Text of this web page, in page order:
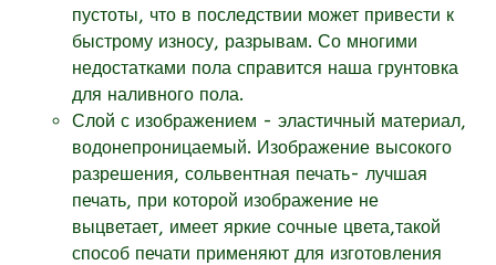
пустоты, что в последствии может привести к
быстрому износу, разрывам. Со многими
недостатками пола справится наша грунтовка
для наливного пола.
Слой с изображением - эластичный материал,
водонепроницаемый. Изображение высокого
разрешения, сольвентная печать- лучшая
печать, при которой изображение не
выцветает, имеет яркие сочные цвета,такой
способ печати применяют для изготовления